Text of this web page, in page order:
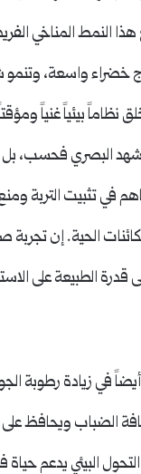
النمط المناخي
خضراء واسعة، وتنمو
نظاماً بيئياً غنياً
البصري فحسب،
في تثبيت التربة ومنع
الحية. إن
الطبيعة على
في زيادة رطوبة
الضباب ويحافظ على
البيئي يدعم